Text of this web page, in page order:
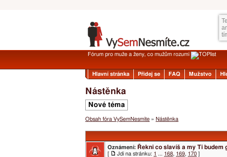
Fórum pro muže a ženy, co mužům rozumí
Hlavní stránka Přidej se FAQ Mužstvo
Nástěnka
Nové téma
Obsah fóra VySemNesmíte » Nástěnka
Oznámení: Řekni co slavíš a my Ti budem
[ Jdi na stránku: 1 ... 168, 169, 170 ]